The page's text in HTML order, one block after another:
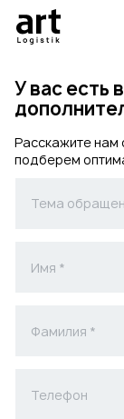
У вас есть
Расскажите
подберем
Тема